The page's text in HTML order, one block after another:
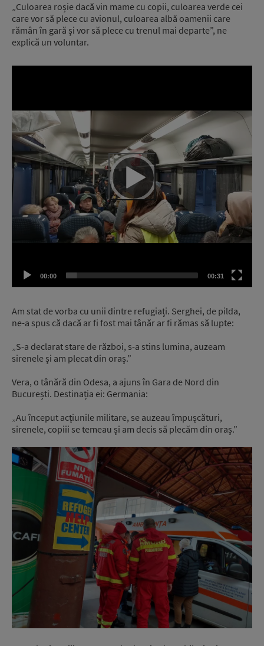
„Culoarea roșie dacă vin mame cu copii, culoarea verde cei
care vor să plece cu avionul, culoarea albă oamenii care
rămân în gară și vor să plece cu trenul mai departe”, ne
explică un voluntar.
00:00 00:31
Am stat de vorba cu unii dintre refugiați. Serghei, de pilda,
ne-a spus că dacă ar fi fost mai tânăr ar fi rămas să lupte:
„S-a declarat stare de război, s-a stins lumina, auzeam
sirenele și am plecat din oraș.”
Vera, o tânără din Odesa, a ajuns în Gara de Nord din
București. Destinația ei: Germania:
„Au început acțiunile militare, se auzeau împușcături,
sirenele, copiii se temeau și am decis să plecăm din oraș.”